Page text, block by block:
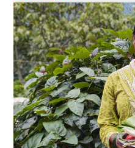
Nepal
Efficacia
Promuovere l'uguaglianza